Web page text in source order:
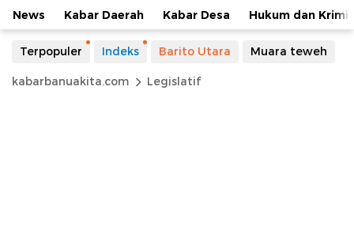
News Kabar Daerah Kabar Desa Hukum dan
Terpopuler Indeks Barito Utara Muara teweh
kabarbanuakita.com Legislatif